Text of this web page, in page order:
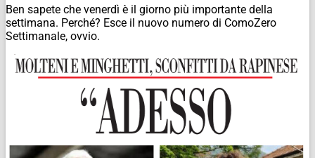
Ben sapete che venerdì è il giorno più importante della
settimana. Perché? Esce il nuovo numero di ComoZero
Settimanale, ovvio.